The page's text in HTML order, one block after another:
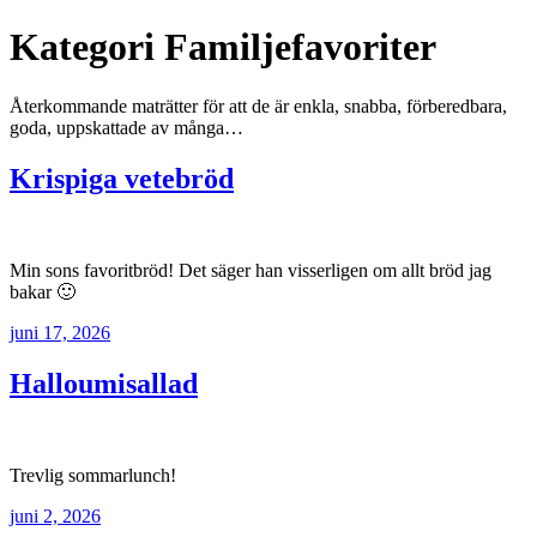
Kategori Familjefavoriter
Återkommande maträtter för att de är enkla, snabba, förberedbara,
goda, uppskattade av många…
Krispiga vetebröd
Min sons favoritbröd! Det säger han visserligen om allt bröd jag
bakar 🙂
juni 17, 2026
Halloumisallad
Trevlig sommarlunch!
juni 2, 2026